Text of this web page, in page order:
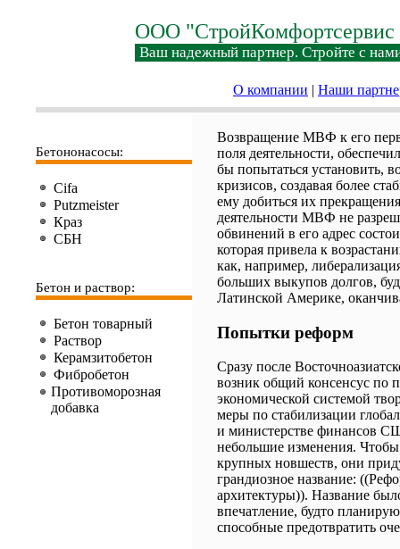
ООО "СтройКомфортсервис
Ваш надежный партнер. Стройте с
О компании | Наши
Бетононасосы:
Cifa
Putzmeister
Краз
СБН
Бетон и раствор:
Бетон товарный
Раствор
Керамзитобетон
Фибробетон
Противоморозная
добавка
Возвращение МВФ к его
поля деятельности,
бы попытаться установить,
кризисов, создавая более
ему добиться их
деятельности МВФ не
обвинений в его адрес
которая привела к
как, например,
больших выкупов долгов,
Латинской Америке,
Попытки реформ
Сразу после
возник общий консенсус по
экономической системой
меры по стабилизации
и министерстве финансов
небольшие изменения. Чтобы
крупных новшеств, они
грандиозное название:
архитектуры)). Название
впечатление, будто
способные предотвратить